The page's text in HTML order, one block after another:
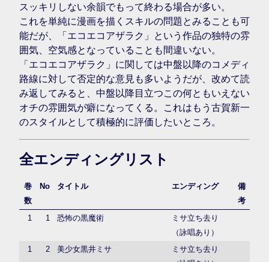
スッキリしない余韻でもって終わる場合が多い。
これを単純に漫画を描くスキルの問題とみることも可
能だが、「エコエコアザラク」という作品の独特の雰
囲気、空気感となっていることも間違いない。
「エコエコアザラク」に関しては中盤以降のコメディ
路線に対して否定的な意見も多いようだが、改めて読
み返してみると、中盤以降目立つこの何ともいえない
オチの雰囲気が癖になってくる。これはもう古賀新一
のスタイルとして積極的に評価したいところ。
全エンディングリスト
巻
数
No タイトル エンディング
備
考
1
1 恐怖の黒魔術
ミサ立ち去り
（詠唱あり）
1
2 美少女黒井ミサ
ミサ立ち去り